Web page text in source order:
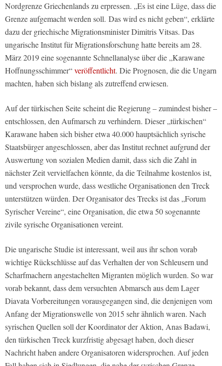
Nordgrenze Griechenlands zu erpressen. „Es ist eine Lüge, dass die
Grenze aufgemacht werden soll. Das wird es nicht geben“, erklärte
dazu der griechische Migrationsminister Dimitris Vitsas. Das
ungarische Institut für Migrationsforschung hatte bereits am 28.
März 2019 eine sogenannte Schnellanalyse über die „Karawane
Hoffnungsschimmer“veröffentlicht. Die Prognosen, die die Ungarn
machten, haben sich bislang als zutreffend erwiesen.
Auf der türkischen Seite scheint die Regierung – zumindest bisher –
entschlossen, den Aufmarsch zu verhindern. Dieser „türkischen“
Karawane haben sich bisher etwa 40.000 hauptsächlich syrische
Staatsbürger angeschlossen, aber das Institut rechnet aufgrund der
Auswertung von sozialen Medien damit, dass sich die Zahl in
nächster Zeit vervielfachen könnte, da die Teilnahme kostenlos ist,
und versprochen wurde, dass westliche Organisationen den Treck
unterstützen würden. Der Organisator des Trecks ist das „Forum
Syrischer Vereine“, eine Organisation, die etwa 50 sogenannte
zivile syrische Organisationen vereint.
Die ungarische Studie ist interessant, weil aus ihr schon vorab
wichtige Rückschlüsse auf das Verhalten der von Schleusern und
Scharfmachern angestachelten Migranten möglich wurden. So war
vorab bekannt, dass dem versuchten Abmarsch aus dem Lager
Diavata Vorbereitungen vorausgegangen sind, die denjenigen vom
Anfang der Migrationswelle von 2015 sehr ähnlich waren. Nach
syrischen Quellen soll der Koordinator der Aktion, Anas Badawi,
den türkischen Treck kurzfristig abgesagt haben, doch dieser
Nachricht haben andere Organisatoren widersprochen. Auf jeden